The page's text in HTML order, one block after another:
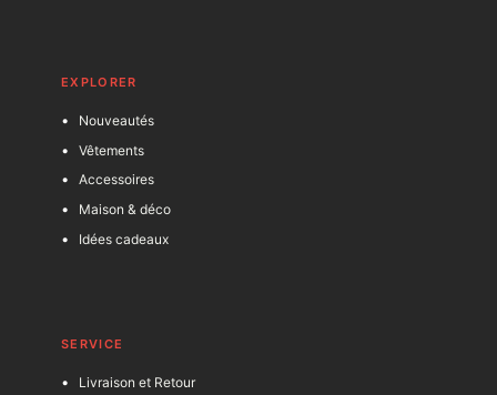
EXPLORER
Nouveautés
Vêtements
Accessoires
Maison & déco
Idées cadeaux
SERVICE
Livraison et Retour